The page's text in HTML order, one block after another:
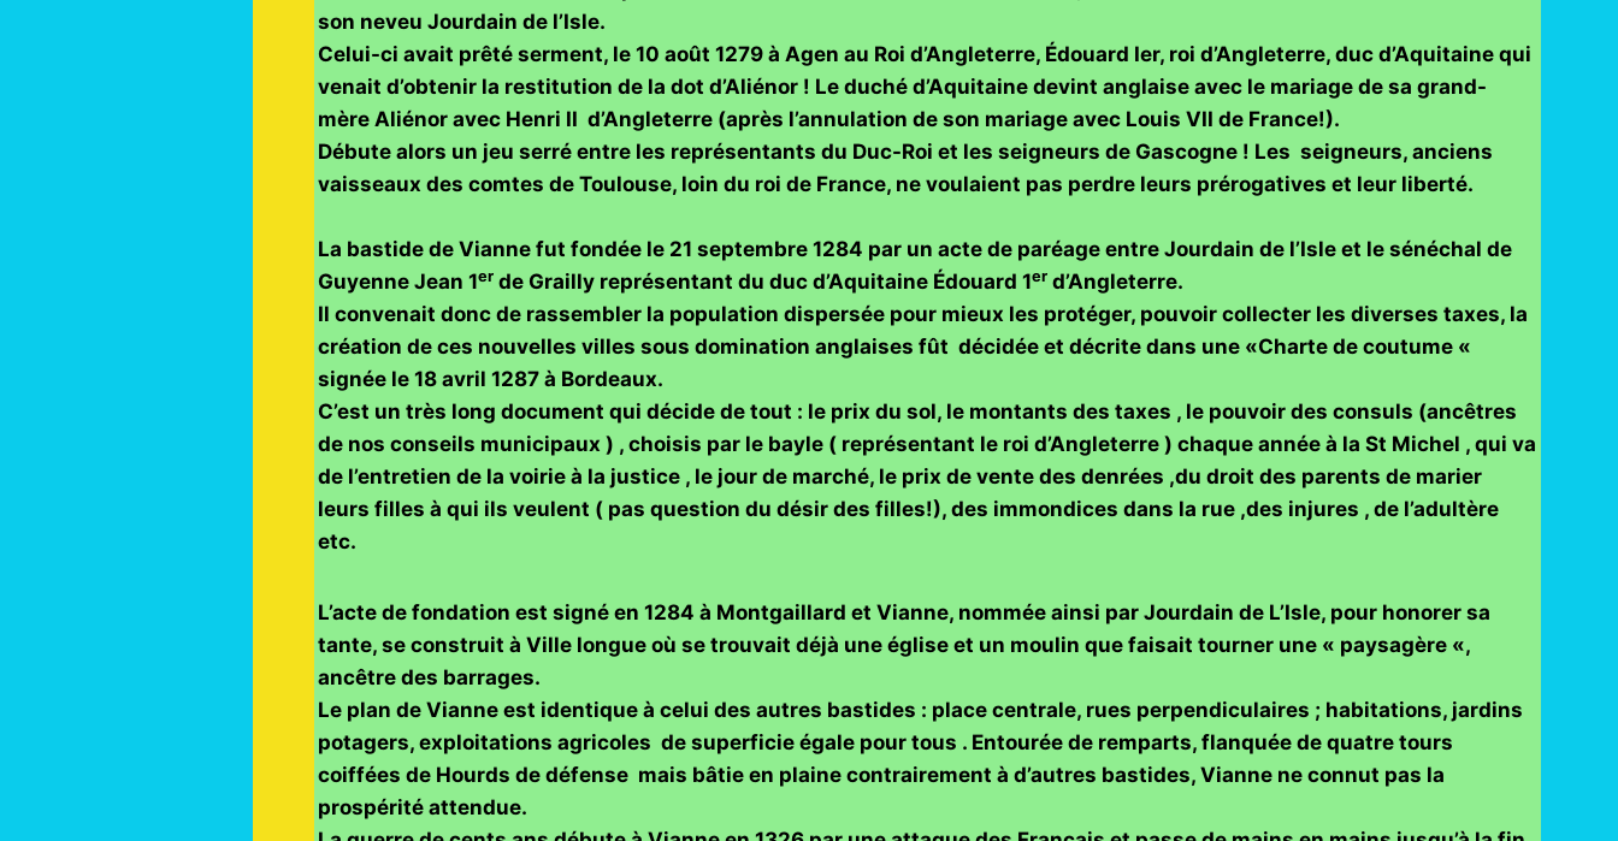
son neveu Jourdain de l’Isle.
Celui-ci avait prêté serment, le 10 août 1279 à Agen au Roi d’Angleterre, Édouard Ier, roi d’Angleterre, duc d’Aquitaine qui
venait d’obtenir la restitution de la dot d’Aliénor ! Le duché d’Aquitaine devint anglaise avec le mariage de sa grand-
mère Aliénor avec Henri II d’Angleterre (après l’annulation de son mariage avec Louis VII de France!).
Débute alors un jeu serré entre les représentants du Duc-Roi et les seigneurs de Gascogne ! Les seigneurs, anciens
vaisseaux des comtes de Toulouse, loin du roi de France, ne voulaient pas perdre leurs prérogatives et leur liberté.
La bastide de Vianne fut fondée le 21 septembre 1284 par un acte de paréage entre Jourdain de l’Isle et le sénéchal de
Guyenne Jean 1er de Grailly représentant du duc d’Aquitaine Édouard 1er d’Angleterre.
Il convenait donc de rassembler la population dispersée pour mieux les protéger, pouvoir collecter les diverses taxes, la
création de ces nouvelles villes sous domination anglaises fût décidée et décrite dans une «Charte de coutume «
signée le 18 avril 1287 à Bordeaux.
C’est un très long document qui décide de tout : le prix du sol, le montants des taxes , le pouvoir des consuls (ancêtres
de nos conseils municipaux ) , choisis par le bayle ( représentant le roi d’Angleterre ) chaque année à la St Michel , qui va
de l’entretien de la voirie à la justice , le jour de marché, le prix de vente des denrées ,du droit des parents de marier
leurs filles à qui ils veulent ( pas question du désir des filles!), des immondices dans la rue ,des injures , de l’adultère
etc.
L’acte de fondation est signé en 1284 à Montgaillard et Vianne, nommée ainsi par Jourdain de L’Isle, pour honorer sa
tante, se construit à Ville longue où se trouvait déjà une église et un moulin que faisait tourner une « paysagère «,
ancêtre des barrages.
Le plan de Vianne est identique à celui des autres bastides : place centrale, rues perpendiculaires ; habitations, jardins
potagers, exploitations agricoles de superficie égale pour tous . Entourée de remparts, flanquée de quatre tours
coiffées de Hourds de défense mais bâtie en plaine contrairement à d’autres bastides, Vianne ne connut pas la
prospérité attendue.